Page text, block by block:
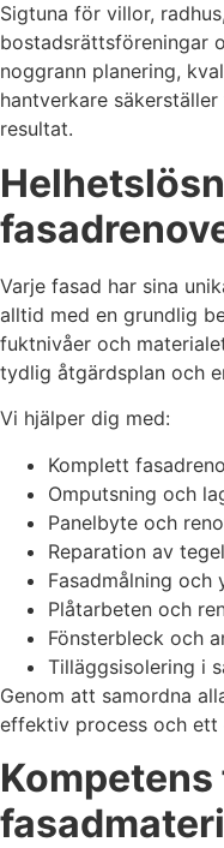
Sigtuna för villor,
bostadsrättsföreningar
noggrann planering,
hantverkare
resultat.
Varje fasad har sina
alltid med en grundlig
fuktnivåer och
tydlig åtgärdsplan och
Vi hjälper dig med:
Komplett
Omputsning och
Panelbyte och
Reparation av
Fasadmålning och
Plåtarbeten och
Fönsterbleck och
Tilläggsisolering i
Genom att samordna
effektiv process och ett
Kompetens